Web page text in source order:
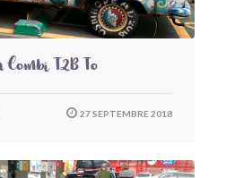
Combi T2B To
27 SEPTEMBRE 2018